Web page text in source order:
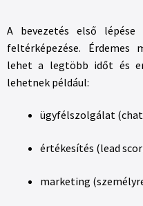
A bevezetés első
feltérképezése. Érdemes
lehet a legtöbb időt és
lehetnek például:
ügyfélszolgálat
értékesítés (lead
marketing